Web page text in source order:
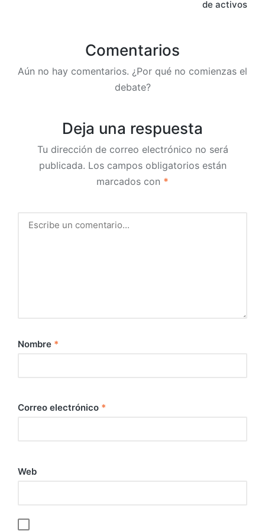
de activos
Comentarios
Aún no hay comentarios. ¿Por qué no comienzas el
debate?
Deja una respuesta
Tu dirección de correo electrónico no será
publicada. Los campos obligatorios están
marcados con *
Nombre *
Correo electrónico *
Web